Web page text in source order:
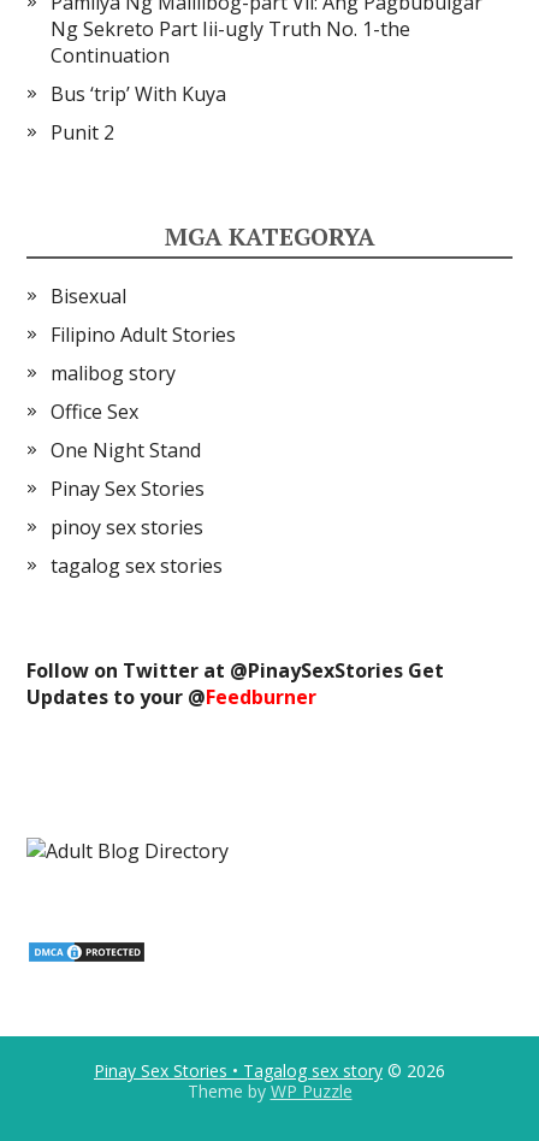
Ng Sekreto Part Iii-ugly Truth No. 1-the
Continuation
Bus ‘trip’ With Kuya
Punit 2
MGA KATEGORYA
Bisexual
Filipino Adult Stories
malibog story
Office Sex
One Night Stand
Pinay Sex Stories
pinoy sex stories
tagalog sex stories
Follow on Twitter at @PinaySexStories Get
Updates to your @Feedburner
Pinay Sex Stories • Tagalog sex story © 2026
Theme by WP Puzzle